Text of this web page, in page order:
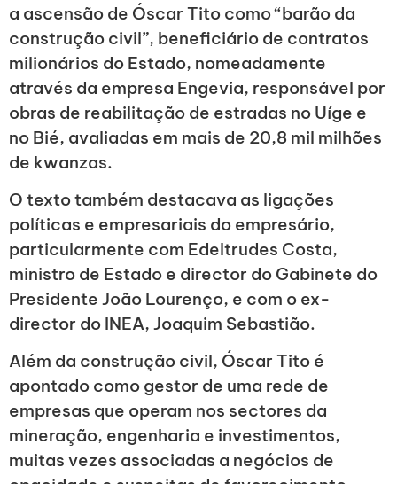
a ascensão de Óscar Tito como “barão da
construção civil”, beneficiário de contratos
milionários do Estado, nomeadamente
através da empresa Engevia, responsável por
obras de reabilitação de estradas no Uíge e
no Bié, avaliadas em mais de 20,8 mil milhões
de kwanzas.
O texto também destacava as ligações
políticas e empresariais do empresário,
particularmente com Edeltrudes Costa,
ministro de Estado e director do Gabinete do
Presidente João Lourenço, e com o ex-
director do INEA, Joaquim Sebastião.
Além da construção civil, Óscar Tito é
apontado como gestor de uma rede de
empresas que operam nos sectores da
mineração, engenharia e investimentos,
muitas vezes associadas a negócios de